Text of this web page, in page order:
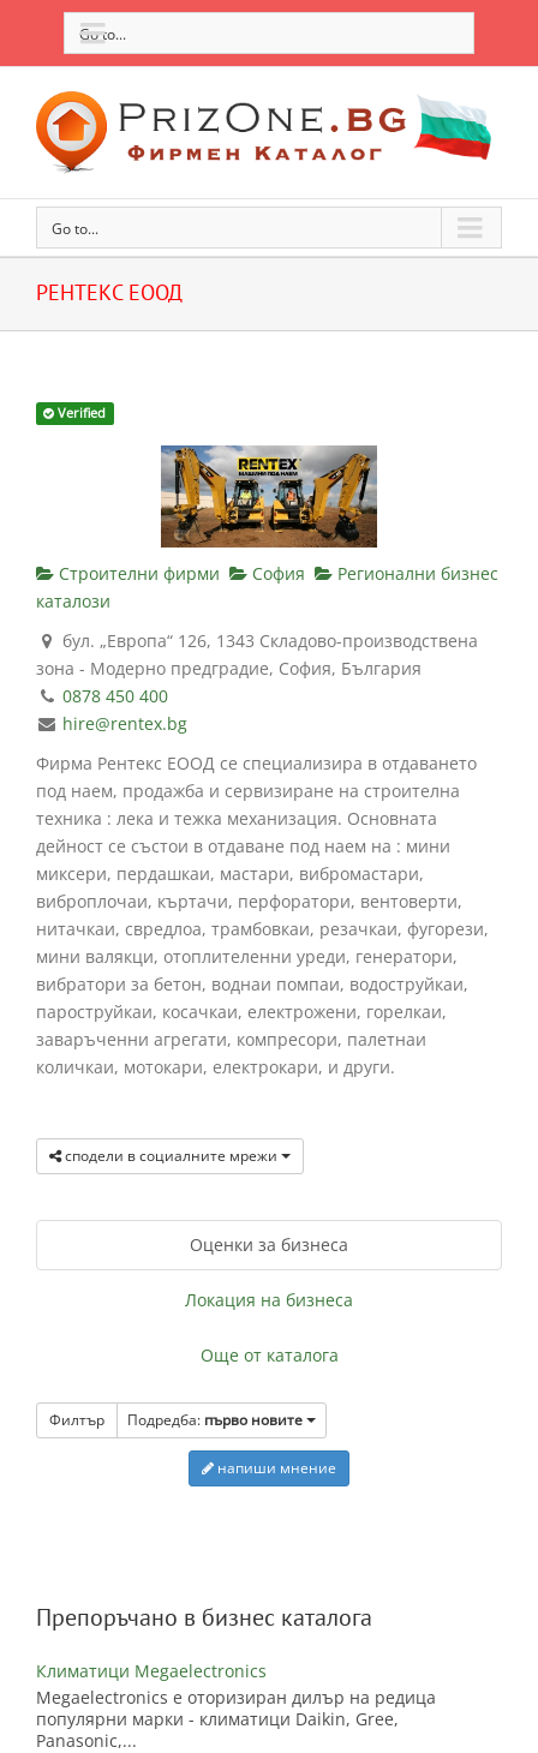
Go to...
Go to...
РЕНТЕКС ЕООД
Verified
Строителни фирми София
Регионални бизнес
каталози
бул. „Европа“ 126, 1343 Складово-производствена
зона - Модерно предградие, София, България
0878 450 400
hire@rentex.bg
Фирма Рентекс ЕООД се специализира в отдаването
под наем, продажба и сервизиране на строителна
техника : лека и тежка механизация. Основната
дейност се състои в отдаване под наем на : мини
миксери, пердашкаи, мастари, вибромастари,
виброплочаи, къртачи, перфоратори, вентоверти,
нитачкаи, свредлоа, трамбовкаи, резачкаи, фугорези,
мини валякци, отоплителенни уреди, генератори,
вибратори за бетон, воднаи помпаи, водоструйкаи,
пароструйкаи, косачкаи, електрожени, горелкаи,
заваръченни агрегати, компресори, палетнаи
количкаи, мотокари, електрокари, и други.
сподели в социалните мрежи
Оценки за бизнеса
Локация на бизнеса
Още от каталога
Филтър Подредба: първо новите
напиши мнение
Препоръчано в бизнес каталога
Климатици Megaelectronics
Megaelectronics е оторизиран дилър на редица
популярни марки - климатици Daikin, Gree,
Panasonic,...